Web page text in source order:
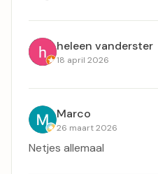
heleen vanderster
18 april 2026
Marco
26 maart 2026
Netjes allemaal